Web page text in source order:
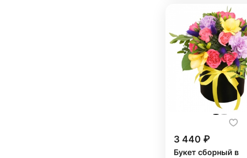
3 440 ₽
Букет сборный в